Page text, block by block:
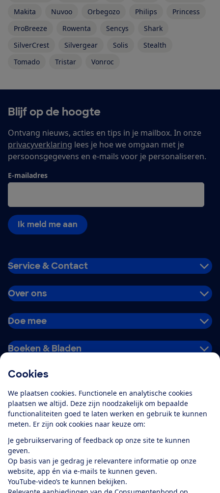
Cookies
We plaatsen cookies. Functionele en analytische cookies
plaatsen we altijd. Deze zijn noodzakelijk om bepaalde
functionaliteiten goed te laten werken en gebruik te kunnen
meten. Er zijn ook cookies naar keuze om:
Je gebruikservaring of feedback op onze site te kunnen
geven.
Op basis van je gedrag je relevantere informatie op onze
website, app én via e-mails te kunnen geven.
YouTube-video’s te kunnen bekijken.
Makita
Nuvoo Orbegozo Philips
Princess
ProBreeze
Rowenta Sencys
Shark
SilverCrest
Silvergear Solis
Stealth
Tomado
Tristar Vonroc
Blijf op de hoogte
Ontvang nieuws, acties en tips in je mailbox. In onze
privacyverklaring lees je hoe we omgaan met je
persoonsgegevens en e-mails voor je personaliseren.
E-mailadres
Ik meld me aan
Service & Contact
Over ons
Doe mee
Boeken & Bladen
Alles over de
app
Algemene Voorwaarden
Privacyverklaring
Cookiebeleid
Privacyvoorkeuren